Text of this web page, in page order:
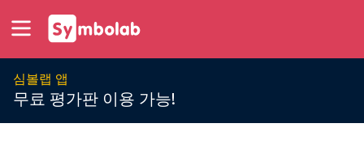
심볼랩 앱
무료 평가판 이용 가능!